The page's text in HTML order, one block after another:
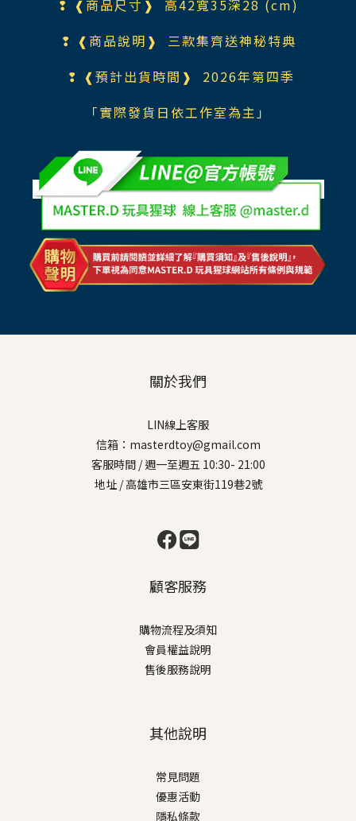
❢ ❰商品尺寸❱ 高42寬35深28 (cm)
❢ ❰商品說明❱ 三款集齊送神秘特典
❢ ❰預計出貨時間❱ 2026年第四季
「實際發貨日依工作室為主」
關於我們
LIN線上客服
信箱：masterdtoy@gmail.com
客服時間 / 週一至週五 10:30- 21:00
地址 / 高雄市三區安東街119巷2號
顧客服務
購物流程及須知
會員權益說明
售後服務說明
其他說明
常見問題
優惠活動
隱私條款